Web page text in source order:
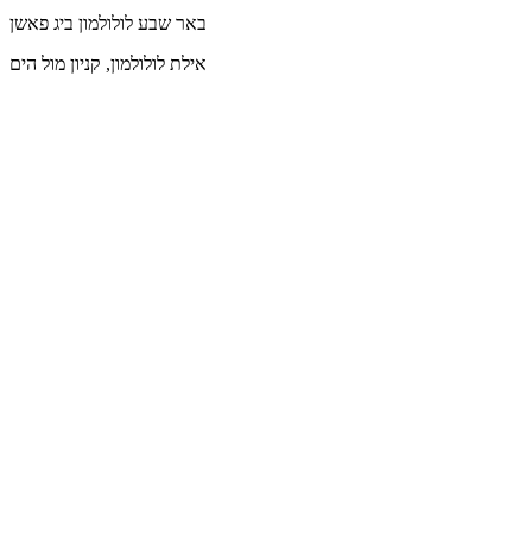
באר שבע לולולמון ביג פאשן
אילת לולולמון, קניון מול הים